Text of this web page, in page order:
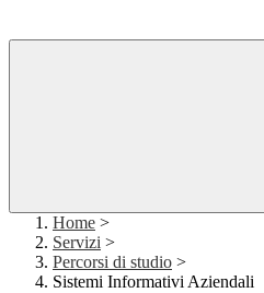
Home >
Servizi >
Percorsi di studio >
Sistemi Informativi Aziendali